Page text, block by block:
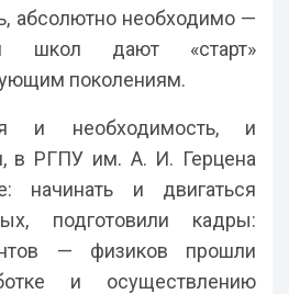
абсолютно необходимо —
школ дают «старт»
поколениям.
и необходимость, и
в РГПУ им. А. И. Герцена
начинать и двигаться
подготовили кадры:
— физиков прошли
и осуществлению